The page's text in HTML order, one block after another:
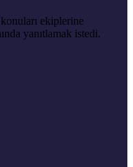
ekiplerine
yanıtlamak istedi.